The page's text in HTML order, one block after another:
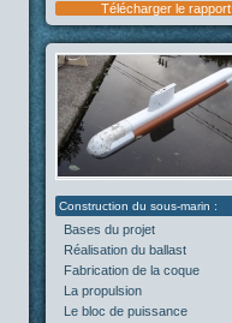
Télécharger le rapport
Bases du projet
Réalisation du ballast
Fabrication de la coque
La propulsion
Le bloc de puissance